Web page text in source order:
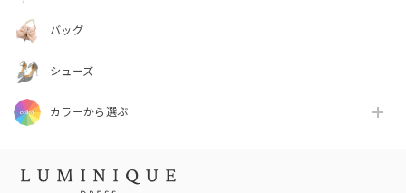
バッグ
シューズ
カラーから選ぶ